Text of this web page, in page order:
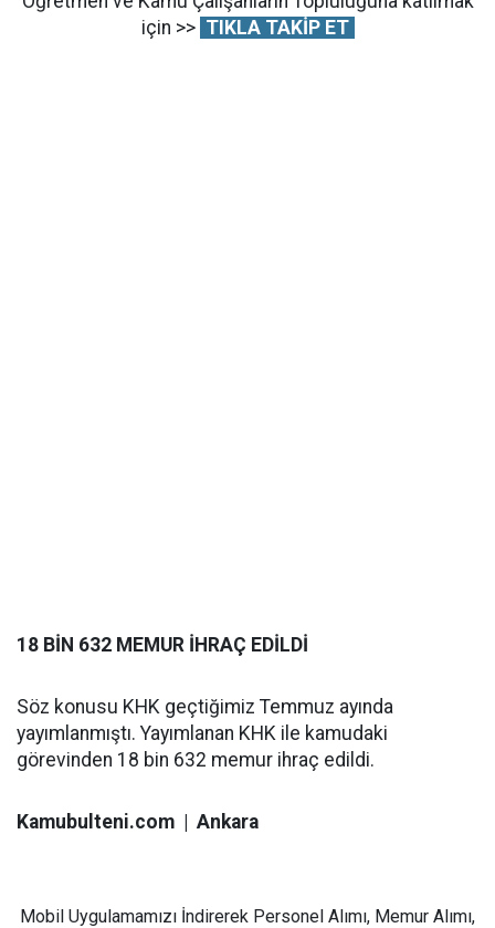
için >> TIKLA TAKİP ET
18 BİN 632 MEMUR İHRAÇ EDİLDİ
Söz konusu KHK geçtiğimiz Temmuz ayında
yayımlanmıştı. Yayımlanan KHK ile kamudaki
görevinden 18 bin 632 memur ihraç edildi.
Kamubulteni.com | Ankara
Mobil Uygulamamızı İndirerek Personel Alımı, Memur Alımı,